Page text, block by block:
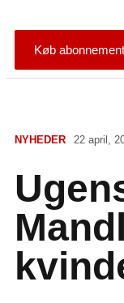
Køb abonnement
NYHEDER 22 april,